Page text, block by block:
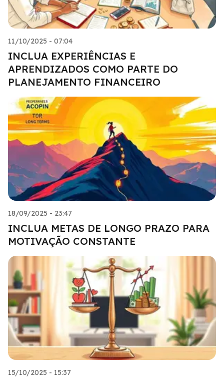
11/10/2025 - 07:04
INCLUA EXPERIÊNCIAS E
APRENDIZADOS COMO PARTE DO
PLANEJAMENTO FINANCEIRO
18/09/2025 - 23:47
INCLUA METAS DE LONGO PRAZO PARA
MOTIVAÇÃO CONSTANTE
15/10/2025 - 15:37